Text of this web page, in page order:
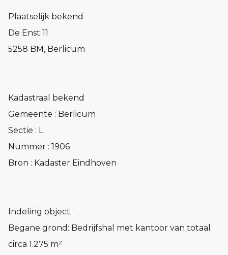
Plaatselijk bekend
De Enst 11
5258 BM, Berlicum
Kadastraal bekend
Gemeente : Berlicum
Sectie : L
Nummer : 1906
Bron : Kadaster Eindhoven
Indeling object
Begane grond: Bedrijfshal met kantoor van totaal
circa 1.275 m²